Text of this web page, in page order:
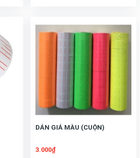
DÁN GIÁ MÀU (CUỘN)
3.000₫